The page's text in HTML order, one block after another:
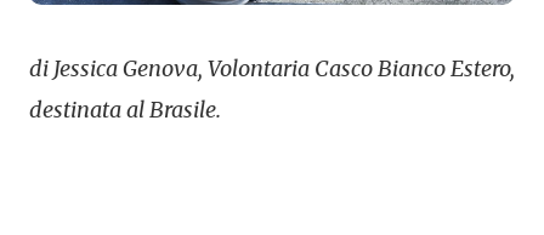
di Jessica Genova, Volontaria Casco Bianco Estero,
destinata al Brasile.